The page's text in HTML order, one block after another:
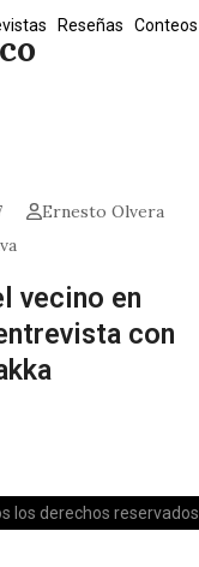
Reseñas Conteos
Ernesto Olvera
vecino en
con
los derechos reservados